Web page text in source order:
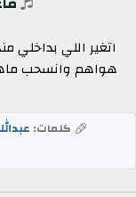
اتغير اللي
هواهم وانسحب
كلمات: